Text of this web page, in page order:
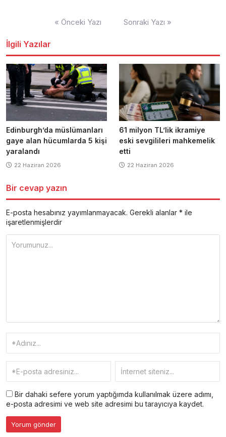
« Önceki Yazı Sonraki Yazı »
İlgili Yazılar
Edinburgh’da müslümanları
gaye alan hücumlarda 5 kişi
yaralandı
22 Haziran 2026
61 milyon TL’lik ikramiye
eski sevgilileri mahkemelik
etti
22 Haziran 2026
Bir cevap yazın
E-posta hesabınız yayımlanmayacak. Gerekli alanlar * ile
işaretlenmişlerdir
Bir dahaki sefere yorum yaptığımda kullanılmak üzere adımı,
e-posta adresimi ve web site adresimi bu tarayıcıya kaydet.